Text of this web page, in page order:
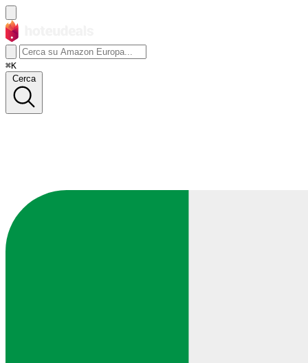
⌘K
Cerca